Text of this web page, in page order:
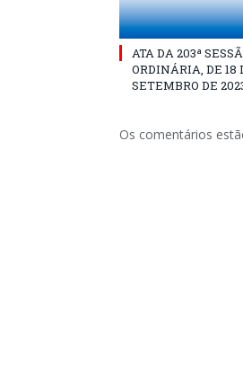
ATA DA 203ª
ORDINÁRIA, DE 18
SETEMBRO DE
Os comentários